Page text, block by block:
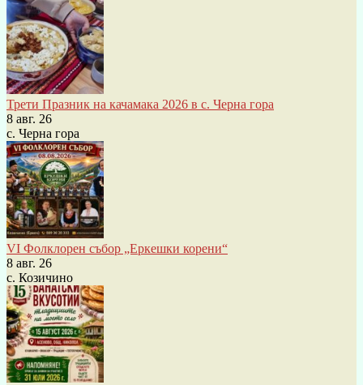
Трети Празник на качамака 2026 в с. Черна гора
8 авг. 26
с. Черна гора
VI Фолклорен събор „Еркешки корени“
8 авг. 26
с. Козичино